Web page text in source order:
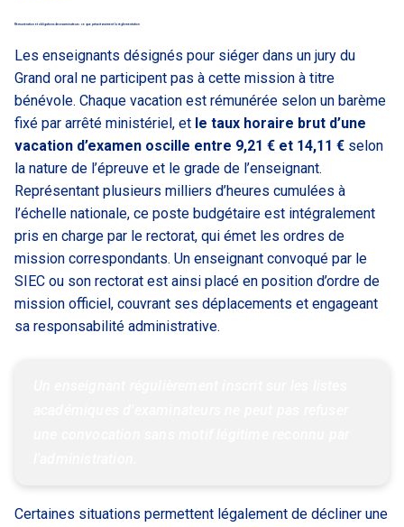
Rémunération et obligations des examinateurs : ce que prévoit vraiment la réglementation
Les enseignants désignés pour siéger dans un jury du
Grand oral ne participent pas à cette mission à titre
bénévole. Chaque vacation est rémunérée selon un barème
fixé par arrêté ministériel, et le taux horaire brut d’une
vacation d’examen oscille entre 9,21 € et 14,11 € selon
la nature de l’épreuve et le grade de l’enseignant.
Représentant plusieurs milliers d’heures cumulées à
l’échelle nationale, ce poste budgétaire est intégralement
pris en charge par le rectorat, qui émet les ordres de
mission correspondants. Un enseignant convoqué par le
SIEC ou son rectorat est ainsi placé en position d’ordre de
mission officiel, couvrant ses déplacements et engageant
sa responsabilité administrative.
Certaines situations permettent légalement de décliner une